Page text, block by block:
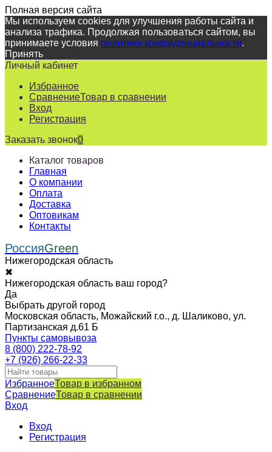
Полная версия сайта
Мы используем cookies для улучшения работы сайта и
анализа трафика. Продолжая пользоваться сайтом, вы
принимаете условия политики конфиденциальности.
Принять
Личный кабинет
Избранное
СравнениеТовар в сравнении
Вход
Регистрация
Заказать звонок0
Каталог товаров
Главная
О компании
Оплата
Доставка
Оптовикам
Контакты
РоссияGreen
Нижегородская область
✖
Нижегородская область ваш город?
Да
Выбрать другой город
Московская область, Можайский г.о., д. Шаликово, ул.
Партизанская д.61 Б
Пункты самовывоза
8 (800) 222-78-92
+7 (926) 266-22-33
ИзбранноеТовар в избранном
СравнениеТовар в сравнении
Вход
Вход
Регистрация